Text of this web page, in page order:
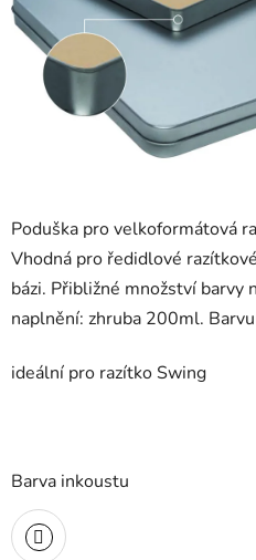
Poduška pro velkoformátová
Vhodná pro ředidlové
bázi. Přibližné množství barvy
naplnění: zhruba 200ml.
ideální pro razítko Swing
Barva inkoustu